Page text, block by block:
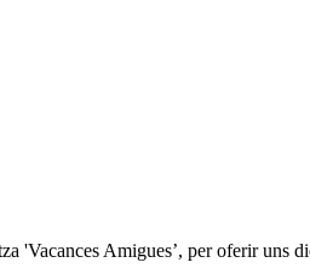
'Vacances Amigues’, per oferir uns